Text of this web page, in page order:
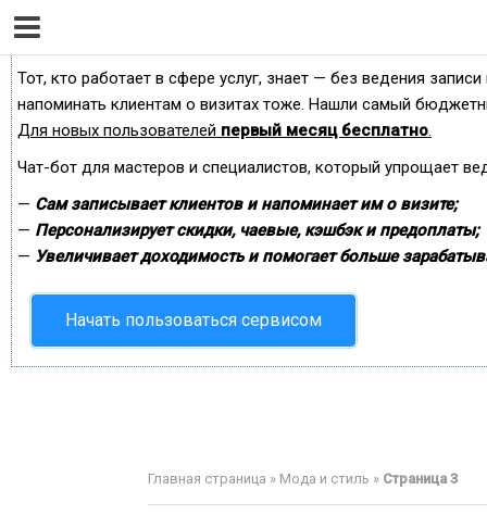
Сервис онлайн-записи на собственном Telegram-
Тот, кто работает в сфере услуг, знает — без ведения
напоминать клиентам о визитах тоже. Нашли самый
Для новых пользователей первый месяц бесплатно.
Чат-бот для мастеров и специалистов, который упрощает
— Сам записывает клиентов и напоминает им о визите;
— Персонализирует скидки, чаевые, кэшбэк и предоплаты;
— Увеличивает доходимость и помогает больше
Начать пользоваться сервисом
Главная страница » Мода и стиль » Страница 3